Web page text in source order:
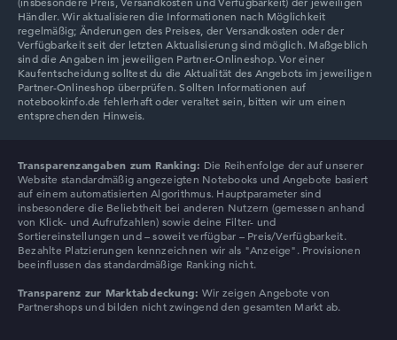
Lenovo LOQ
Transparenzangaben zum Ranking: Die Reihenfolge der auf unserer
Website standardmäßig angezeigten Notebooks und Angebote basiert
auf einem automatisierten Algorithmus. Hauptparameter sind
insbesondere die Beliebtheit bei anderen Nutzern (gemessen anhand
von Klick- und Aufrufzahlen) sowie deine Filter- und
Sortiereinstellungen und – soweit verfügbar – Preis/Verfügbarkeit.
Bezahlte Platzierungen kennzeichnen wir als "Anzeige". Provisionen
beeinflussen das standardmäßige Ranking nicht.
Transparenz zur Marktabdeckung: Wir zeigen Angebote von
Partnershops und bilden nicht zwingend den gesamten Markt ab.